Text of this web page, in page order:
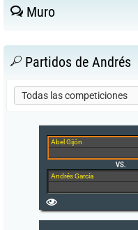
Muro
Partidos de Andrés
Abel Gijón
Andrés García